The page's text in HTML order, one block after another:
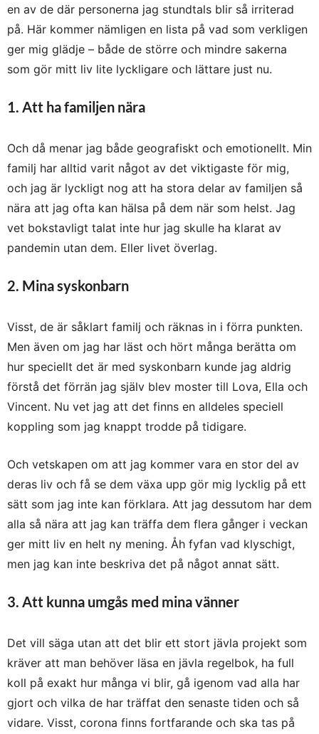
en av de där personerna jag stundtals blir så irriterad
på. Här kommer nämligen en lista på vad som verkligen
ger mig glädje – både de större och mindre sakerna
som gör mitt liv lite lyckligare och lättare just nu.
1. Att ha familjen nära
Och då menar jag både geografiskt och emotionellt. Min
familj har alltid varit något av det viktigaste för mig,
och jag är lyckligt nog att ha stora delar av familjen så
nära att jag ofta kan hälsa på dem när som helst. Jag
vet bokstavligt talat inte hur jag skulle ha klarat av
pandemin utan dem. Eller livet överlag.
2. Mina syskonbarn
Visst, de är såklart familj och räknas in i förra punkten.
Men även om jag har läst och hört många berätta om
hur speciellt det är med syskonbarn kunde jag aldrig
förstå det förrän jag själv blev moster till Lova, Ella och
Vincent. Nu vet jag att det finns en alldeles speciell
koppling som jag knappt trodde på tidigare.
Och vetskapen om att jag kommer vara en stor del av
deras liv och få se dem växa upp gör mig lycklig på ett
sätt som jag inte kan förklara. Att jag dessutom har dem
alla så nära att jag kan träffa dem flera gånger i veckan
ger mitt liv en helt ny mening. Åh fyfan vad klyschigt,
men jag kan inte beskriva det på något annat sätt.
3. Att kunna umgås med mina vänner
Det vill säga utan att det blir ett stort jävla projekt som
kräver att man behöver läsa en jävla regelbok, ha full
koll på exakt hur många vi blir, gå igenom vad alla har
gjort och vilka de har träffat den senaste tiden och så
vidare. Visst, corona finns fortfarande och ska tas på